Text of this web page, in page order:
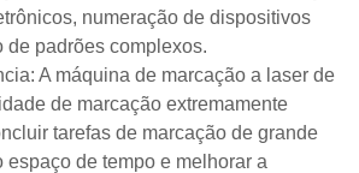
numeração de dispositivos
de padrões complexos.
A máquina de marcação a laser de
de marcação extremamente
tarefas de marcação de grande
espaço de tempo e melhorar a